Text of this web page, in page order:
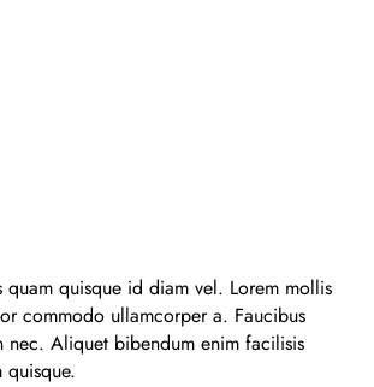
quam quisque id diam vel. Lorem mollis
commodo ullamcorper a. Faucibus
nec. Aliquet bibendum enim facilisis